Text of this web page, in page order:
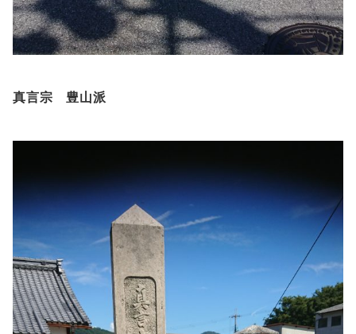
真言宗 豊山派